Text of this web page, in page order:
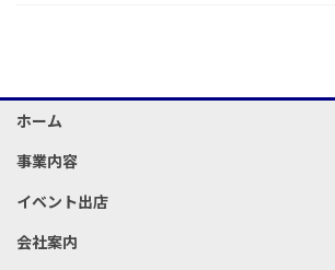
ホーム
事業内容
イベント出店
会社案内